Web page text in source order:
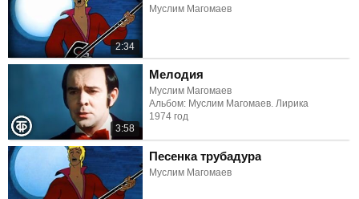
2:34
Муслим Магомаев
3:58
Мелодия
Муслим Магомаев
Альбом: Муслим Магомаев. Лирика
1974 год
Песенка трубадура
Муслим Магомаев